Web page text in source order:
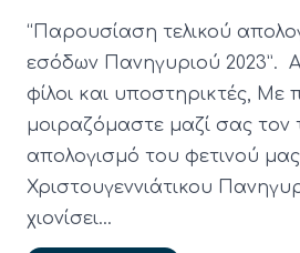
“Παρουσίαση τελικού
εσόδων Πανηγυριού 2023”.
φίλοι και υποστηρικτές, Με
μοιραζόμαστε μαζί σας τον
απολογισμό του φετινού μας
Χριστουγεννιάτικου
χιονίσει…